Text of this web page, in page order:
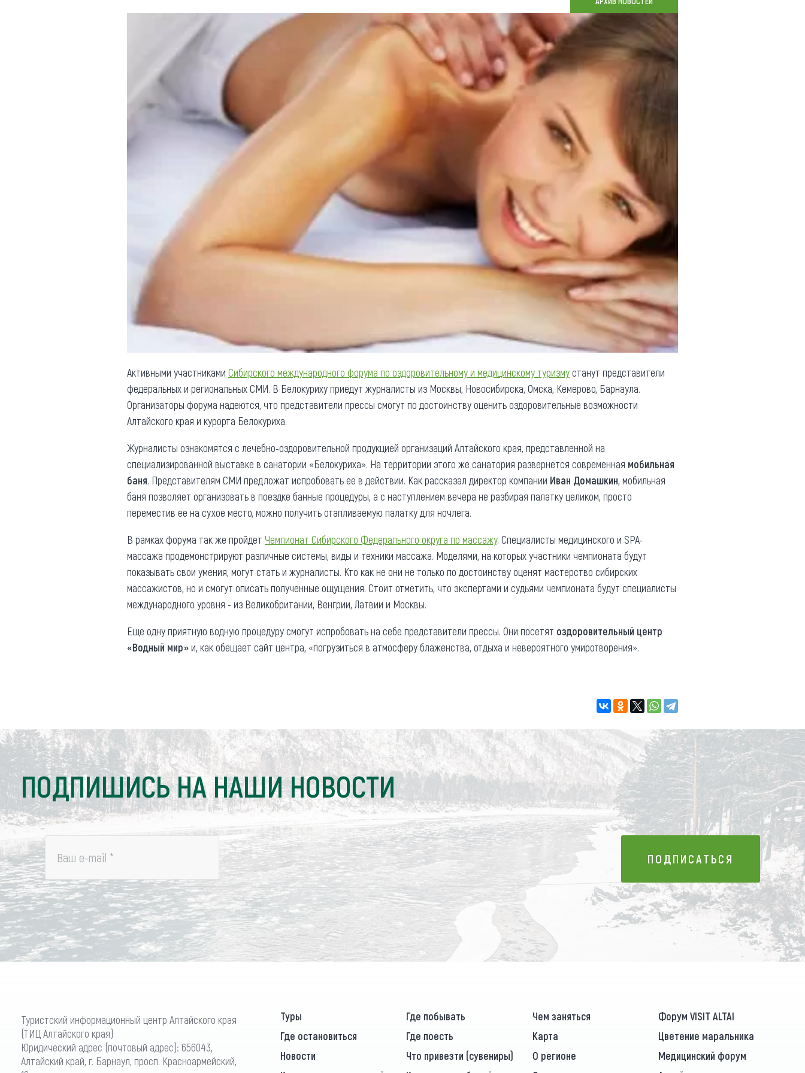
Карта
Новости
Что привезти (сувениры)
О регионе
Общая информация
Как добраться
Люди, прославившие Алтай
Карты и буклеты
Коллекция впечатлений
Блог путешественника
Видеогалерея
Фотогалерея
агентств Алтайского края
Противодействие коррупции
Активными участниками Сибирского международного форума по оздоровительному и медицинскому туризмустанут представители
федеральных и региональных СМИ. В Белокуриху приедут журналисты из Москвы, Новосибирска, Омска, Кемерово, Барнаула.
Организаторы форума надеются, что представители прессы смогут по достоинству оценить оздоровительные возможности
Алтайского края и курорта Белокуриха.
Журналисты ознакомятся с лечебно-оздоровительной продукцией организаций Алтайского края, представленной на
специализированной выставке в санатории «Белокуриха». На территории этого же санатория развернется современная мобильная
баня. Представителям СМИ предложат испробовать ее в действии. Как рассказал директор компании Иван Домашкин, мобильная
баня позволяет организовать в поездке банные процедуры, а с наступлением вечера не разбирая палатку целиком, просто
переместив ее на сухое место, можно получить отапливаемую палатку для ночлега.
В рамках форума так же пройдет Чемпионат Сибирского Федерального округа по массажу. Специалисты медицинского и SPA-
массажа продемонстрируют различные системы, виды и техники массажа. Моделями, на которых участники чемпионата будут
показывать свои умения, могут стать и журналисты. Кто как не они не только по достоинству оценят мастерство сибирских
массажистов, но и смогут описать полученные ощущения. Стоит отметить, что экспертами и судьями чемпионата будут специалисты
международного уровня - из Великобритании, Венгрии, Латвии и Москвы.
Еще одну приятную водную процедуру смогут испробовать на себе представители прессы. Они посетят оздоровительный центр
«Водный мир»и, как обещает сайт центра, «погрузиться в атмосферу блаженства, отдыха и невероятного умиротворения».
ПОДПИШИСЬ НА НАШИ НОВОСТИ
Ваш e-mail * ПОДПИСАТЬСЯ
ПОДПИСАТЬСЯ
Туристский информационный центр Алтайского края
(ТИЦ Алтайского края)
Юридический адрес (почтовый адрес): 656043,
Алтайский край, г. Барнаул, просп. Красноармейский,
Туры Где побывать Чем заняться
Форум VISIT ALTAI
Где остановиться
Где поесть Карта
Цветение маральника
Новости
Что привезти (сувениры) О регионе
Медицинский форум